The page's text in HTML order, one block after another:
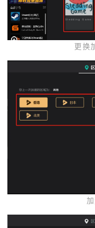
Sledding Game
更换